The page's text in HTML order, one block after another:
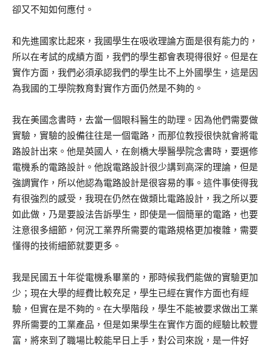
卻又不知如何應付。
和先進國家比起來，我國學生在吸收理論方面是很有能力的，
所以在考試的成績方面，我們的學生都會表現得很好。但是在
實作方面，我們必須承認我們的學生比不上外國學生，這是因
為我國的工學院教育對實作方面仍然是不夠的。
我在美國念書時，去當一個眼科醫生的助理。因為他們需要做
實驗，實驗的設備往往是一個電路，而那位教授很快就會將電
路設計出來。他是英國人，在劍橋大學醫學院念書時，要選修
電機系的電路設計。他說電路設計很少講到高深的理論，但是
強調實作，所以他認為電路設計是很容易的事。這件事使得我
有很強烈的感受，我現在仍然在做類比電路設計，我之所以要
如此做，乃是要設法告訴學生，即使是一個簡單的電路，也要
注意很多細節，何況工業界所需要的電路規格更加複雜，需要
懂得的技術細節就要更多。
我是民國五十年從電機系畢業的，那時候我們能做的實驗更加
少；現在大學的經費比較充足，學生已經在實作方面也有經
驗，但實在是不夠的。在大學階段，學生不能被要求做出工業
界所需要的工業產品，但是如果學生在實作方面的經驗比較豐
富，將來到了職場比較能早日上手，對公司來說，是一件好